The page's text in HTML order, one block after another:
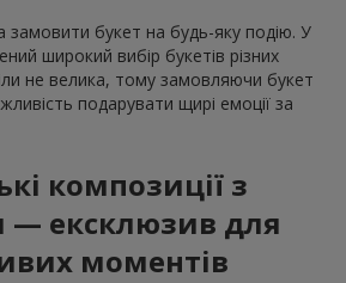
замовити букет на будь-яку подію. У
широкий вибір букетів різних
не велика, тому замовляючи букет
подарувати щирі емоції за
композиції з
— ексклюзив для
моментів